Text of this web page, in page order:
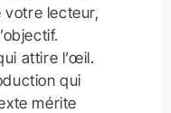
votre lecteur,
attire l’œil.
qui
mérite